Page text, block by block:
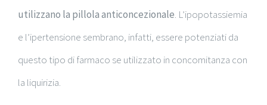
utilizzano la pillola anticoncezionale. L’ipopotassiemia
e l’ipertensione sembrano, infatti, essere potenziati da
questo tipo di farmaco se utilizzato in concomitanza con
la liquirizia.